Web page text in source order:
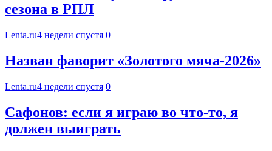
сезона в РПЛ
Lenta.ru4 недели спустя 0
Назван фаворит «Золотого мяча-2026»
Lenta.ru4 недели спустя 0
Сафонов: если я играю во что-то, я
должен выиграть